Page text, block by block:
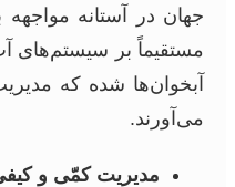
جهان در آستانه
مستقیماً بر سیستم‌های
آبخوان‌ها شده که
می‌آورند.
مدیریت کمّی و